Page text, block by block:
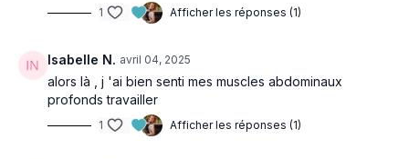
1 Afficher les réponses (1)
Isabelle N. avril 04, 2025
alors là , j 'ai bien senti mes muscles abdominaux
profonds travailler
1 Afficher les réponses (1)